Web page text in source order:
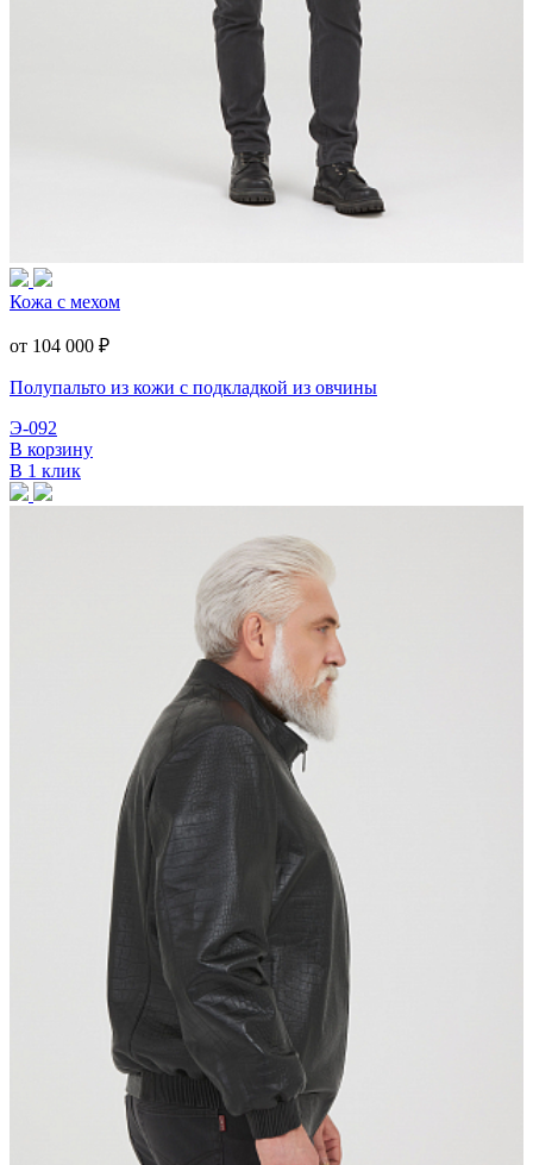
Кожа с мехом
от 104 000 ₽
Полупальто из кожи с подкладкой из овчины
Э-092
В корзину
В 1 клик